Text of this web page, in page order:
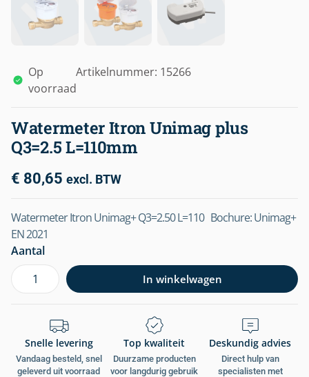
Op
voorraad
Artikelnummer: 15266
Watermeter Itron Unimag plus
Q3=2.5 L=110mm
€ 80,65 excl. BTW
Watermeter Itron Unimag+ Q3=2.50 L=110 Bochure:Unimag+
EN 2021
Aantal
In winkelwagen
Snelle levering
Vandaag besteld, snel
geleverd uit voorraad
Top kwaliteit
Duurzame producten
voor langdurig gebruik
Deskundig advies
Direct hulp van
specialisten met